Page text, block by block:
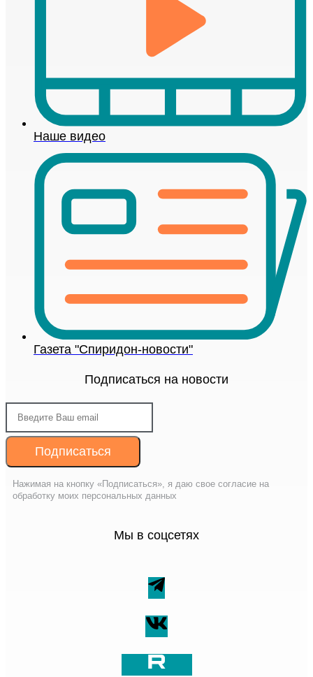
Наше видео
Газета "Спиридон-новости"
Подписаться на новости
Подписаться
Нажимая на кнопку «Подписаться», я даю свое согласие на
обработку моих персональных данных
Мы в соцсетях